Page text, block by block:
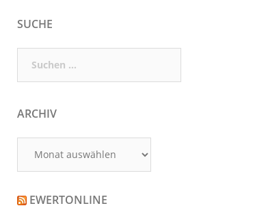
SUCHE
nach:
ARCHIV
EWERTONLINE